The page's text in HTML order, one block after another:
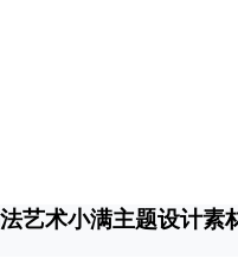
艺术小满主题设计素